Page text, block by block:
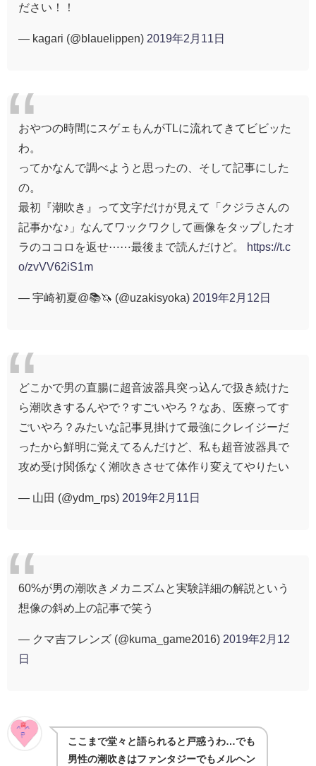
ださい！！
— kagari (@blauelippen) 2019年2月11日
おやつの時間にスゲェもんがTLに流れてきてビビッた
わ。
ってかなんで調べようと思ったの、そして記事にした
の。
最初『潮吹き』って文字だけが見えて「クジラさんの
記事かな♪」なんてワックワクして画像をタップしたオ
ラのココロを返せ⋯⋯最後まで読んだけど。
https://t.c
o/zvVV62iS1m
— 宇崎初夏@📚🦄 (@uzakisyoka) 2019年2月12日
どこかで男の直腸に超音波器具突っ込んで扱き続けた
ら潮吹きするんやで？すごいやろ？なあ、医療ってす
ごいやろ？みたいな記事見掛けて最強にクレイジーだ
ったから鮮明に覚えてるんだけど、私も超音波器具で
攻め受け関係なく潮吹きさせて体作り変えてやりたい
— 山田 (@ydm_rps) 2019年2月11日
60%が男の潮吹きメカニズムと実験詳細の解説という
想像の斜め上の記事で笑う
— クマ吉フレンズ (@kuma_game2016) 2019年2月12
日
ここまで堂々と語られると戸惑うわ…でも
男性の潮吹きはファンタジーでもメルヘン